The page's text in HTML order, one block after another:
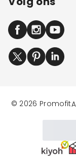
© 2026 Promofit